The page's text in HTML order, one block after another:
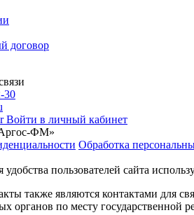
договор
30
Войти в личный кабинет
ФМ»
Обработка
удобства пользователей сайта
также являются контактами для
органов по месту